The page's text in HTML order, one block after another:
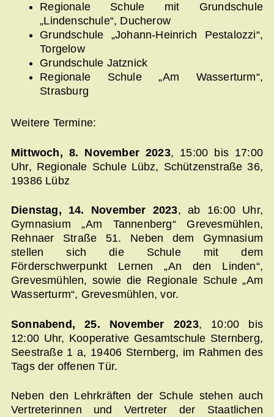
Regionale Schule mit Grundschule
„Lindenschule“, Ducherow
Grundschule „Johann-Heinrich Pestalozzi“,
Torgelow
Grundschule Jatznick
Regionale Schule „Am Wasserturm“,
Strasburg
Weitere Termine:
Mittwoch, 8. November 2023, 15:00 bis 17:00
Uhr, Regionale Schule Lübz, Schützenstraße 36,
19386 Lübz
Dienstag, 14. November 2023, ab 16:00 Uhr,
Gymnasium „Am Tannenberg“ Grevesmühlen,
Rehnaer Straße 51. Neben dem Gymnasium
stellen sich die Schule mit dem
Förderschwerpunkt Lernen „An den Linden“,
Grevesmühlen, sowie die Regionale Schule „Am
Wasserturm“, Grevesmühlen, vor.
Sonnabend, 25. November 2023, 10:00 bis
12:00 Uhr, Kooperative Gesamtschule Sternberg,
Seestraße 1 a, 19406 Sternberg, im Rahmen des
Tags der offenen Tür.
Neben den Lehrkräften der Schule stehen auch
Vertreterinnen und Vertreter der Staatlichen